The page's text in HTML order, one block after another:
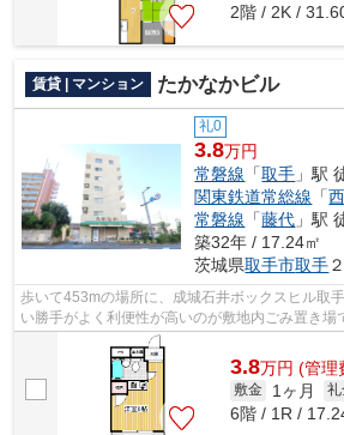
2階 / 2K /
賃貸 | マンション たかなかビル
礼0
3.8万円
常磐線 「取手 」駅
関東鉄道常総線 「
常磐線 「藤代 」駅
築32年 / 17.24㎡
茨城県取手市取手
歩いて453mの場所に、成城石井ボックスヒル取
い勝手がよく利便性が高いのが敷地内ごみ置き場
抑えられる通風良好で快適な物件です。...
3.8万円 (管理
敷金 1ヶ月
6階 / 1R /